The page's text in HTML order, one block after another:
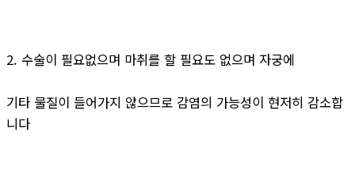
2. 수술이 필요없으며 마취를 할 필요도 없으며 자궁에
기타 물질이 들어가지 않으므로 감염의 가능성이 현저히 감소합
니다